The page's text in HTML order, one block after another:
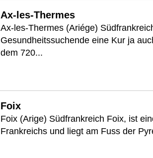
Ax-les-Thermes
Ax-les-Thermes (Ariége)
Gesundheitssuchende eine Kur ja
dem 720...
Foix
Foix (Arige) Südfrankreich Foix, ist
Frankreichs und liegt am Fuss der